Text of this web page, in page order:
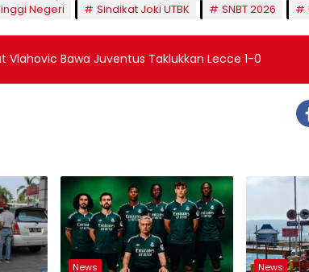
Negeri
Sindikat Joki UTBK SNBT 2026
Vlahovic Bawa Juventus Taklukkan Lecce 1-0
News News